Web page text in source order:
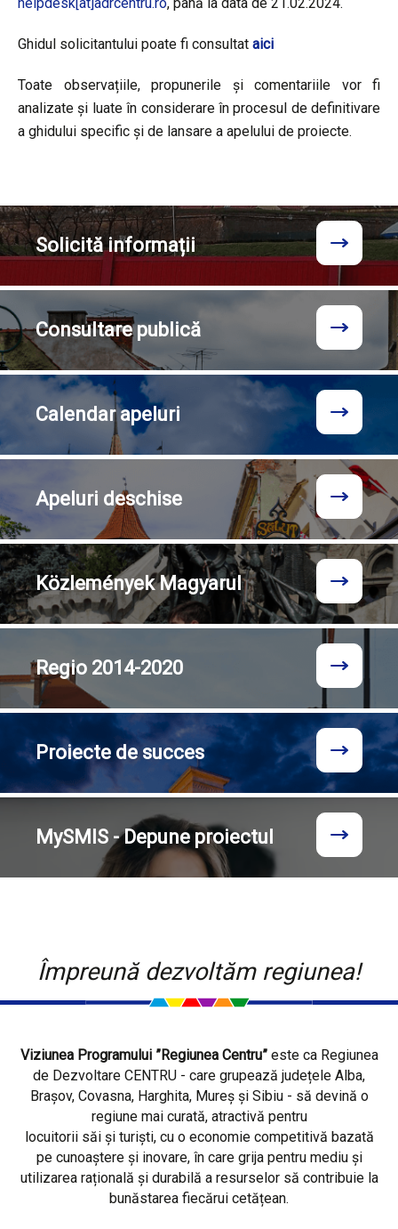
helpdesk[at]adrcentru.ro, până la data de 21.02.2024.
Ghidul solicitantului poate fi consultat aici
Toate observațiile, propunerile și comentariile vor fi
analizate și luate în considerare în procesul de definitivare
a ghidului specific și de lansare a apelului de proiecte.
Solicităinformații
Consultarepublică
Calendarapeluri
Apeluri deschise
KözleményekMagyarul
Regio 2014-2020
Proiecte de succes
MySMIS - Depune proiectul
Împreună dezvoltăm regiunea!
Viziunea Programului ”Regiunea Centru”este ca Regiunea
de Dezvoltare CENTRU - care grupează județele Alba,
Brașov, Covasna, Harghita, Mureș și Sibiu - să devină o
regiune mai curată, atractivă pentru
locuitorii săi și turiști, cu o economie competitivă bazată
pe cunoaștere și inovare, în care grija pentru mediu și
utilizarea rațională și durabilă a resurselor să contribuie la
bunăstarea fiecărui cetățean.